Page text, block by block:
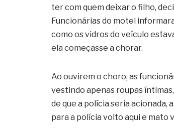
ter com quem deixar o filho,
Funcionárias do motel
como os vidros do veículo
ela começasse a chorar.
Ao ouvirem o choro, as
vestindo apenas roupas
de que a polícia seria acionada,
para a polícia volto aqui e mato